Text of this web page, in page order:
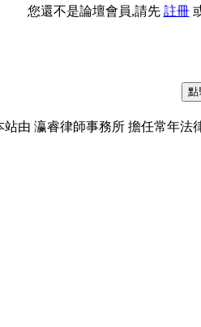
您還不是論壇會員,請先 註冊
站由 瀛睿律師事務所 擔任常年法